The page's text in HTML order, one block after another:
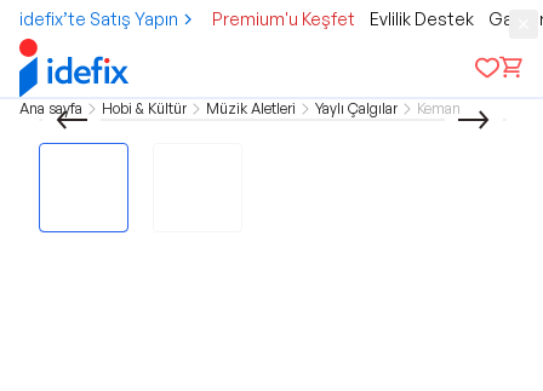
idefix’te Satış Yapın Premium'u Keşfet Evlilik Destek
Ana sayfa Hobi & Kültür Müzik Aletleri Yaylı Çalgılar Keman